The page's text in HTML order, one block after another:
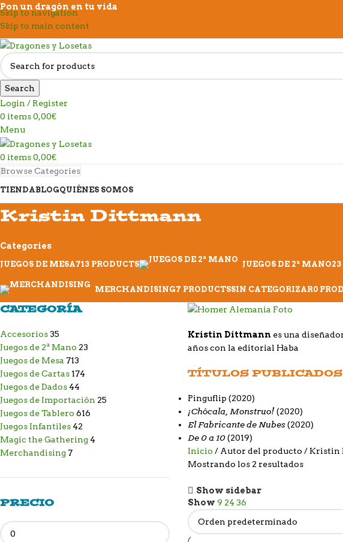
Skip to navigation
Skip to main content
Pon un dragón en tu vida
Search
Login / Register
0 items0,00€
Menu
0 items0,00€
Browse Categories
TIENDABLOGQUIÉNES SOMOS
Kristin Dittmann
Categories
JUEGOS DE MESA713 PRODUCTS JUEGOS DE 2ª MANO23
MERCHANDISING7 PRODUCTSSIN CATEGORIZAR0
CATEGORÍA
Accesorios35
Juegos de 2ª Mano 23
Juegos de Mesa 713
Juegos de Cartas 174
Juegos de Dados 44
Juegos de Importación 25
Juegos de Tablero 616
Juegos Infantiles 42
Magic the Gathering 4
Merchandising 7
PRECIO
Kristin Dittmann es una
años con la editorial Haba
TÍTULOS
Pinguflip (2020)
¡Chócala, Monstruo! (2020)
El Fabricante de Nubes(2020)
De 0 a 10(2019)
Inicio
Autor del producto
Kristin
Mostrando los 2 resultados
Show sidebar
Show 9 24 36